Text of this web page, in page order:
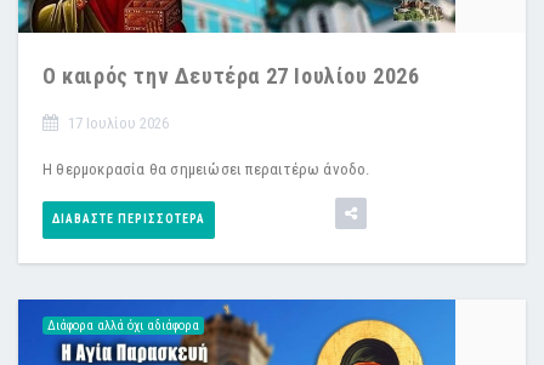
Ο καιρός την Δευτέρα 27 Ιουλίου 2026
17 Ιουλίου 2026
Η θερμοκρασία θα σημειώσει περαιτέρω άνοδο.
ΔΙΑΒΆΣΤΕ ΠΕΡΙΣΣΌΤΕΡΑ
Διάφορα αλλά όχι αδιάφορα